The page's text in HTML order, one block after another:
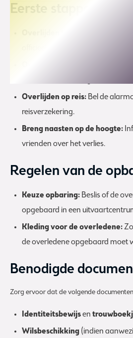
Eerste stappen na
Overlijden op reis: Bel de
reisverzekering.
Breng naasten op de hoogte:
vrienden over het verlies.
Regelen van de
Keuze opbaring: Beslis of de
opgebaard in een
Kleding voor de overledene:
de overledene opgebaard moet
Benodigde
Zorg ervoor dat de volgende
Identiteitsbewijsen
Wilsbeschikking (indien